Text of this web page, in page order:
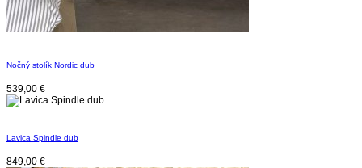
Nočný stolík Nordic dub
539,00 €
Lavica Spindle dub
849,00 €